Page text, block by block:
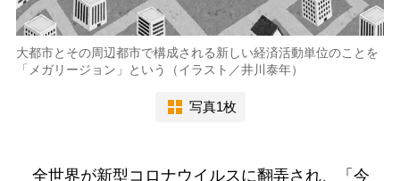
大都市とその周辺都市で構成される新しい経済活動単位のことを
「メガリージョン」という（イラスト／井川泰年）
写真1枚
全世界が新型コロナウイルスに翻弄され、「今